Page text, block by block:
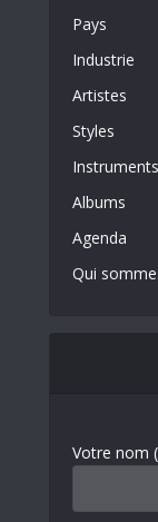
Pays
Industrie
Artistes
Styles
Instruments
Albums
Agenda
Qui
Votre nom